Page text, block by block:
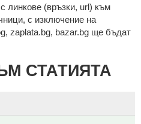
линкове (връзки, url) към
с изключение на
zaplata.bg, bazar.bg ще бъдат
СТАТИЯТА